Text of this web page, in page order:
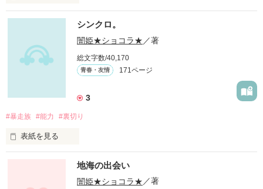
では〜では〜行ってみましょう〜！
不思議な世界に迷い込みましょ〜♪
作品を読む
おはよう…こんにちは〜！！
最近色々な事が浮かんでくるんですよ〜！！
良ければ読んでくれると、とても嬉しいです！
了承下さいますようにお願い申し上げます
シンクロ。
闇姫★ショコラ★ ／著
総文字数/40,170
青春・友情 171ページ
3
#暴走族 #能力 #裏切り
表紙を見る
二作目は短編の予定でしたが
いや……短編なるか？
地海の出会い
闇姫★ショコラ★／著